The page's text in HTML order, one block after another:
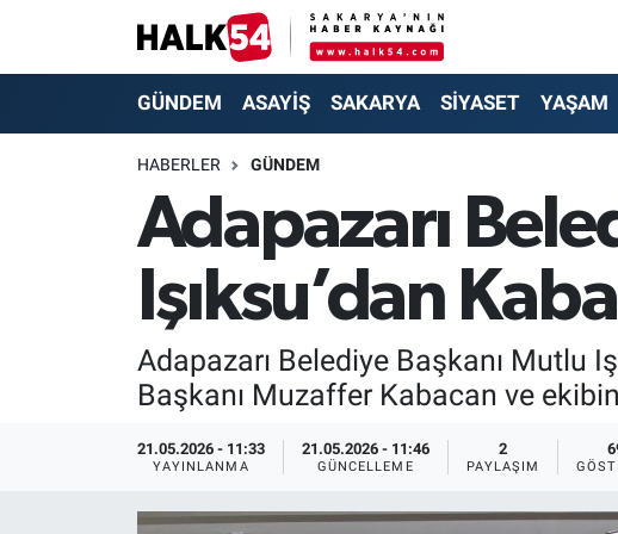
GÜNDEM ASAYİŞ SAKARYA SİYASET YAŞAM
HABERLER GÜNDEM
Adapazarı
Işıksu’dan
Adapazarı Belediye Başkanı Mutlu
Başkanı Muzaffer Kabacan ve
21.05.2026 - 11:33
YAYINLANMA
21.05.2026 - 11:46
GÜNCELLEME
2
PAYLAŞIM
GÜNDEM
SAKARYA
EKONOMİ
SOKAK RÖPORTAJLARI
Adapazarı Nöbetçi Eczaneler
Adapazarı Hava Durumu
Adapazarı Trafik Yoğunluk Haritası
Süper Lig Puan Durumu ve Fikstür
Tüm Manşetler
Son Dakika Haberleri
Haber Arşivi